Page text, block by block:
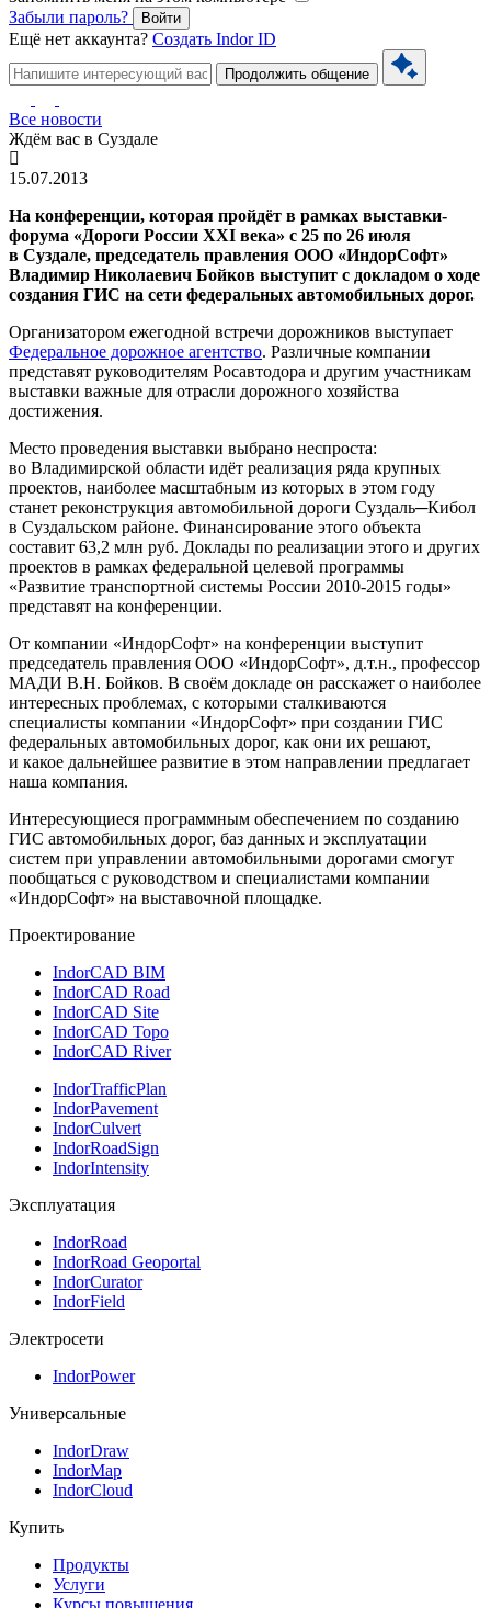
Забыли пароль?
Войти
Ещё нет аккаунта? Создать Indor ID
Продолжить общение
Все новости
Ждём вас в Суздале
15.07.2013
На конференции, которая пройдёт в рамках выставки-
форума «Дороги России XXI века» с 25 по 26 июля
в Суздале, председатель правления ООО «ИндорСофт»
Владимир Николаевич Бойков выступит с докладом о ходе
создания ГИС на сети федеральных автомобильных дорог.
Организатором ежегодной встречи дорожников выступает
Федеральное дорожное агентство. Различные компании
представят руководителям Росавтодора и другим участникам
выставки важные для отрасли дорожного хозяйства
достижения.
Место проведения выставки выбрано неспроста:
во Владимирской области идёт реализация ряда крупных
проектов, наиболее масштабным из которых в этом году
станет реконструкция автомобильной дороги Суздаль─Кибол
в Суздальском районе. Финансирование этого объекта
составит 63,2 млн руб. Доклады по реализации этого и других
проектов в рамках федеральной целевой программы
«Развитие транспортной системы России 2010-2015 годы»
представят на конференции.
От компании «ИндорСофт» на конференции выступит
председатель правления ООО «ИндорСофт», д.т.н., профессор
МАДИ В.Н. Бойков. В своём докладе он расскажет о наиболее
интересных проблемах, с которыми сталкиваются
специалисты компании «ИндорСофт» при создании ГИС
федеральных автомобильных дорог, как они их решают,
и какое дальнейшее развитие в этом направлении предлагает
наша компания.
Интересующиеся программным обеспечением по созданию
ГИС автомобильных дорог, баз данных и эксплуатации
систем при управлении автомобильными дорогами смогут
пообщаться с руководством и специалистами компании
«ИндорСофт» на выставочной площадке.
Проектирование
IndorCAD BIM
IndorCAD Road
IndorCAD Site
IndorCAD Topo
IndorCAD River
IndorTrafficPlan
IndorPavement
IndorCulvert
IndorRoadSign
IndorIntensity
Эксплуатация
IndorRoad
IndorRoad Geoportal
IndorCurator
IndorField
Электросети
IndorPower
Универсальные
IndorDraw
IndorMap
IndorCloud
Купить
Продукты
Услуги